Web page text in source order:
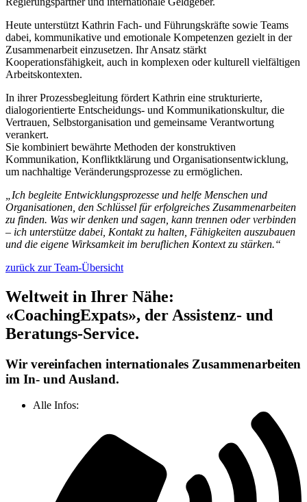
Heute unterstützt Kathrin Fach- und Führungskräfte sowie Teams
dabei, kommunikative und emotionale Kompetenzen gezielt in der
Zusammenarbeit einzusetzen. Ihr Ansatz stärkt
Kooperationsfähigkeit, auch in komplexen oder kulturell vielfältigen
Arbeitskontexten.
In ihrer Prozessbegleitung fördert Kathrin eine strukturierte,
dialogorientierte Entscheidungs- und Kommunikationskultur, die
Vertrauen, Selbstorganisation und gemeinsame Verantwortung
verankert.
Sie kombiniert bewährte Methoden der konstruktiven
Kommunikation, Konfliktklärung und Organisationsentwicklung,
um nachhaltige Veränderungsprozesse zu ermöglichen.
„Ich begleite Entwicklungsprozesse und helfe Menschen und
Organisationen, den Schlüssel für erfolgreiches Zusammenarbeiten
zu finden. Was wir denken und sagen, kann trennen oder verbinden
– ich unterstütze dabei, Kontakt zu halten, Fähigkeiten auszubauen
und die eigene Wirksamkeit im beruflichen Kontext zu stärken.“
zurück zur Team-Übersicht
Weltweit in Ihrer Nähe:
«CoachingExpats», der Assistenz- und
Beratungs-Service.
Wir vereinfachen internationales Zusammenarbeiten
im In- und Ausland.
Alle Infos: